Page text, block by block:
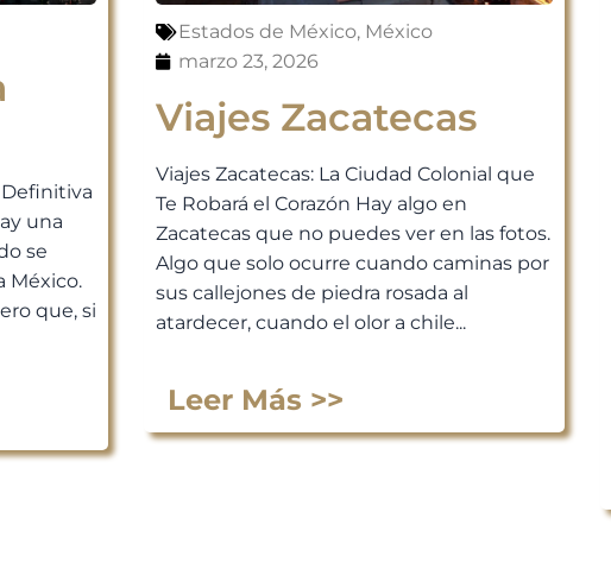
Definitiva
una
se
México.
que, si
Estados de México, México
marzo 23, 2026
Viajes Zacatecas
Viajes Zacatecas: La Ciudad Colonial que
Te Robará el Corazón Hay algo en
Zacatecas que no puedes ver en las fotos.
Algo que solo ocurre cuando caminas por
sus callejones de piedra rosada al
atardecer, cuando el olor a chile...
Leer Más >>